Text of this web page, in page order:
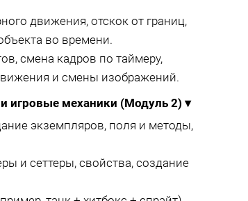
движения, отскок от границ,
во времени.
смена кадров по таймеру,
и смены изображений.
игровые механики (Модуль 2) ▾
экземпляров, поля и методы,
и сеттеры, свойства, создание